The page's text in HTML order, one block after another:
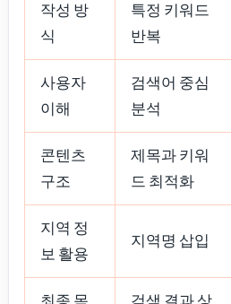
작성 방
식
특정 키워드
반복
사용자
이해
검색어 중심
분석
콘텐츠
구조
제목과 키워
드 최적화
지역 정
보 활용
지역명 삽입